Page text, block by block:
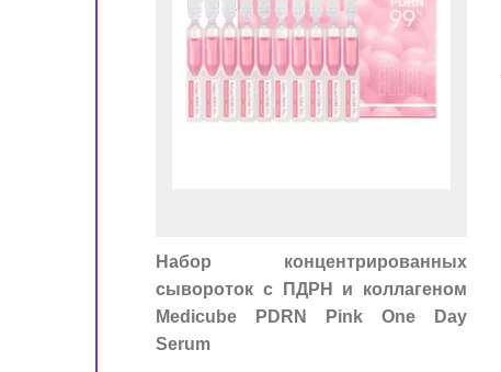
Набор концентрированных
сывороток с ПДРН и коллагеном
Medicube PDRN Pink One Day
Serum